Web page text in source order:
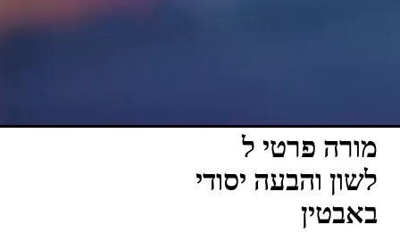
מורה פרטי ל
לשון והבעה יסודי
באבטין